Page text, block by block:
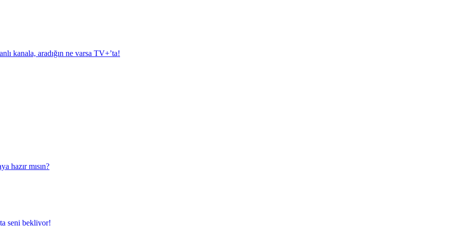
kanala, aradığın ne varsa TV+’ta!
hazır mısın?
seni bekliyor!